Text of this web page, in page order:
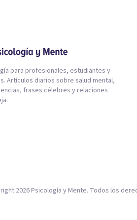
para profesionales, estudiantes y
Artículos diarios sobre salud mental,
frases célebres y relaciones
2026Psicología y Mente. Todos los